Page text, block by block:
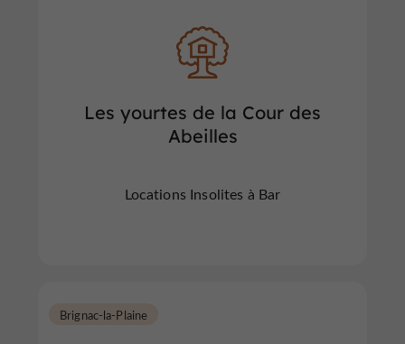
Les yourtes de la Cour des
Abeilles
Locations Insolites à Bar
Brignac-la-Plaine